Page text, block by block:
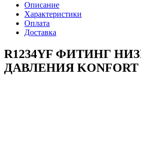
Описание
Характеристики
Оплата
Доставка
R1234YF ФИТИНГ
ДАВЛЕНИЯ KONFORT